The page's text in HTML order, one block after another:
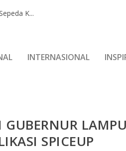
K...
INTERNASIONAL
SPICEUP